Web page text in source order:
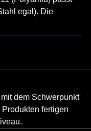
egal). Die
dem Schwerpunkt
fertigen